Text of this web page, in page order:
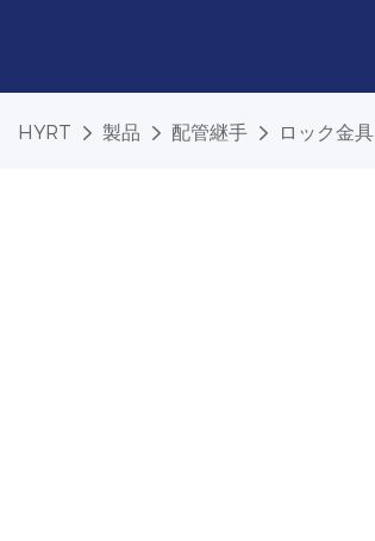
HYRT 製品 配管継手 ロック金具